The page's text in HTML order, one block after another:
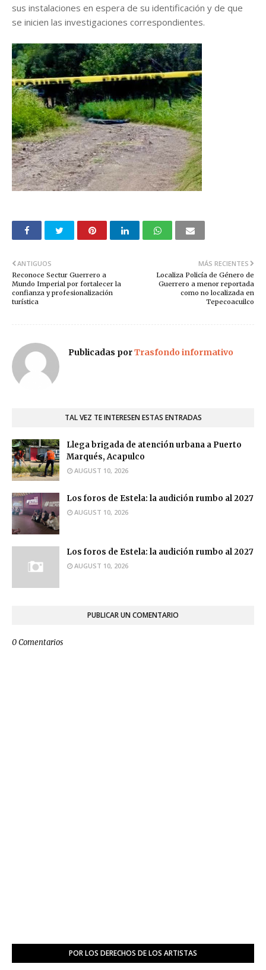
sus instalaciones en espera de su identificación y de que
se inicien las investigaciones correspondientes.
MÁS RECIENTES
Localiza Policía de Género de
Guerrero a menor reportada
como no localizada en
Tepecoacuilco
ANTIGUOS
Reconoce Sectur Guerrero a
Mundo Imperial por fortalecer la
confianza y profesionalización
turística
Publicadas porTrasfondo informativo
TAL VEZ TE INTERESEN ESTAS ENTRADAS
Llega brigada de atención urbana a Puerto
Marqués, Acapulco
AUGUST 10, 2026
Los foros de Estela: la audición rumbo al 2027
AUGUST 10, 2026
Los foros de Estela: la audición rumbo al 2027
AUGUST 10, 2026
PUBLICAR UN COMENTARIO
0 Comentarios
POR LOS DERECHOS DE LOS ARTISTAS